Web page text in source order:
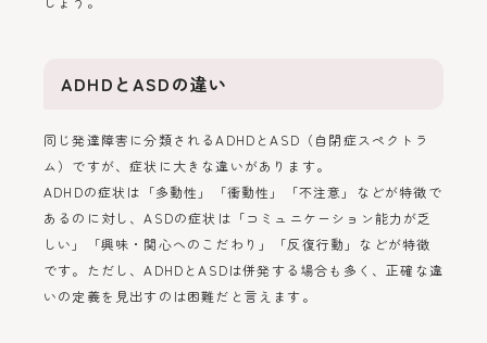
ADHDとASDの違い
同じ発達障害に分類されるADHDとASD（自閉症スペクトラ
ム）ですが、症状に大きな違いがあります。
ADHDの症状は「多動性」「衝動性」「不注意」などが特徴で
あるのに対し、ASDの症状は「コミュニケーション能力が乏
しい」「興味・関心へのこだわり」「反復行動」などが特徴
です。ただし、ADHDとASDは併発する場合も多く、正確な違
いの定義を見出すのは困難だと言えます。